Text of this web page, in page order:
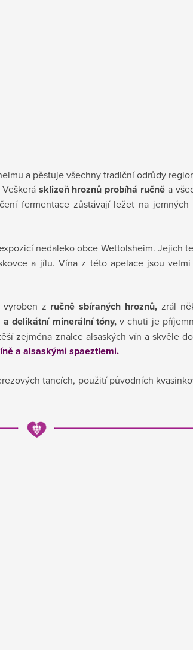
a pěstuje všechny tradiční odrůdy
sklizeň hroznů probíhá ručně a
fermentace zůstávají ležet na
nedaleko obce Wettolsheim. Jejich
a jílu. Vína z této apelace jsou
z ručně sbíraných hroznů, zrál
delikátní minerální tóny,v chuti je
zejména znalce alsaských vín a skvěle
a alsaskými spaeztlemi.
tancích, použití původních